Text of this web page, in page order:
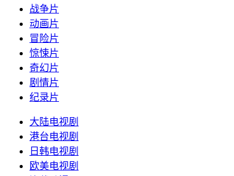
战争片
动画片
冒险片
惊悚片
奇幻片
剧情片
纪录片
大陆电视剧
港台电视剧
日韩电视剧
欧美电视剧